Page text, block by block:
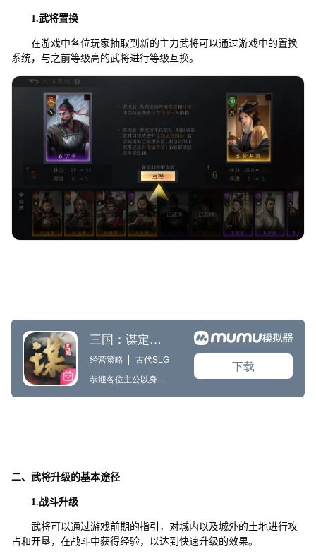
1.武将置换
在游戏中各位玩家抽取到新的主力武将可以通过游戏中的置换
系统，与之前等级高的武将进行等级互换。
二、武将升级的基本途径
1.战斗升级
武将可以通过游戏前期的指引，对城内以及城外的土地进行攻
占和开垦，在战斗中获得经验，以达到快速升级的效果。